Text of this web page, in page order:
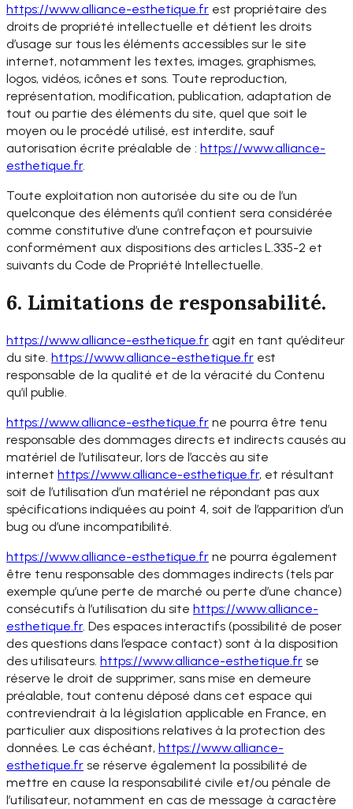
https://www.alliance-esthetique.fr est propriétaire des
droits de propriété intellectuelle et détient les droits
d’usage sur tous les éléments accessibles sur le site
internet, notamment les textes, images, graphismes,
logos, vidéos, icônes et sons. Toute reproduction,
représentation, modification, publication, adaptation de
tout ou partie des éléments du site, quel que soit le
moyen ou le procédé utilisé, est interdite, sauf
autorisation écrite préalable de : https://www.alliance-
esthetique.fr.
Toute exploitation non autorisée du site ou de l’un
quelconque des éléments qu’il contient sera considérée
comme constitutive d’une contrefaçon et poursuivie
conformément aux dispositions des articles L.335-2 et
suivants du Code de Propriété Intellectuelle.
6. Limitations de responsabilité.
https://www.alliance-esthetique.fr agit en tant qu’éditeur
du site. https://www.alliance-esthetique.fr est
responsable de la qualité et de la véracité du Contenu
qu’il publie.
https://www.alliance-esthetique.fr ne pourra être tenu
responsable des dommages directs et indirects causés au
matériel de l’utilisateur, lors de l’accès au site
internet https://www.alliance-esthetique.fr, et résultant
soit de l’utilisation d’un matériel ne répondant pas aux
spécifications indiquées au point 4, soit de l’apparition d’un
bug ou d’une incompatibilité.
https://www.alliance-esthetique.fr ne pourra également
être tenu responsable des dommages indirects (tels par
exemple qu’une perte de marché ou perte d’une chance)
consécutifs à l’utilisation du site https://www.alliance-
esthetique.fr. Des espaces interactifs (possibilité de poser
des questions dans l’espace contact) sont à la disposition
des utilisateurs. https://www.alliance-esthetique.fr se
réserve le droit de supprimer, sans mise en demeure
préalable, tout contenu déposé dans cet espace qui
contreviendrait à la législation applicable en France, en
particulier aux dispositions relatives à la protection des
données. Le cas échéant, https://www.alliance-
esthetique.fr se réserve également la possibilité de
mettre en cause la responsabilité civile et/ou pénale de
l’utilisateur, notamment en cas de message à caractère